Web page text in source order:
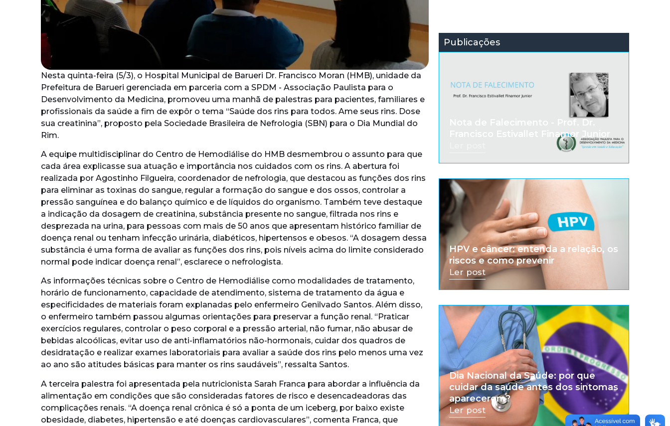
Nesta quinta-feira (5/3), o Hospital Municipal de Barueri Dr. Francisco Moran (HMB), unidade da
Prefeitura de Barueri gerenciada em parceria com a SPDM - Associação Paulista para o
Desenvolvimento da Medicina, promoveu uma manhã de palestras para pacientes, familiares e
profissionais da saúde a fim de expôr o tema “Saúde dos rins para todos. Ame seus rins. Dose
sua creatinina”, proposto pela Sociedade Brasileira de Nefrologia (SBN) para o Dia Mundial do
Rim.
A equipe multidisciplinar do Centro de Hemodiálise do HMB desmembrou o assunto para que
cada área explicasse sua atuação e importância nos cuidados com os rins. A abertura foi
realizada por Agostinho Filgueira, coordenador de nefrologia, que destacou as funções dos rins
para eliminar as toxinas do sangue, regular a formação do sangue e dos ossos, controlar a
pressão sanguínea e do balanço químico e de líquidos do organismo. Também teve destaque
a indicação da dosagem de creatinina, substância presente no sangue, filtrada nos rins e
desprezada na urina, para pessoas com mais de 50 anos que apresentam histórico familiar de
doença renal ou tenham infecção urinária, diabéticos, hipertensos e obesos. “A dosagem dessa
substância é uma forma de avaliar as funções dos rins, pois níveis acima do limite considerado
normal pode indicar doença renal”, esclarece o nefrologista.
As informações técnicas sobre o Centro de Hemodiálise como modalidades de tratamento,
horário de funcionamento, capacidade de atendimento, sistema de tratamento da água e
especificidades de materiais foram explanadas pelo enfermeiro Genilvado Santos. Além disso,
o enfermeiro também passou algumas orientações para preservar a função renal. “Praticar
exercícios regulares, controlar o peso corporal e a pressão arterial, não fumar, não abusar de
bebidas alcoólicas, evitar uso de anti-inflamatórios não-hormonais, cuidar dos quadros de
desidratação e realizar exames laboratoriais para avaliar a saúde dos rins pelo menos uma vez
ao ano são atitudes básicas para manter os rins saudáveis”, ressalta Santos.
A terceira palestra foi apresentada pela nutricionista Sarah Franca para abordar a influência da
alimentação em condições que são consideradas fatores de risco e desencadeadoras das
complicações renais. “A doença renal crônica é só a ponta de um iceberg, por baixo existe
obesidade, diabetes, hipertensão e até doenças cardiovasculares”, comenta Franca, que
Publicações
Nota de Falecimento - Prof. Dr.
Francisco Estivallet Finamor Junior
HPV e câncer: entenda a relação, os
riscos e como prevenir
Ler post
Dia Nacional da Saúde: por que
cuidar da saúde antes dos sintomas
aparecerem?
Ler post